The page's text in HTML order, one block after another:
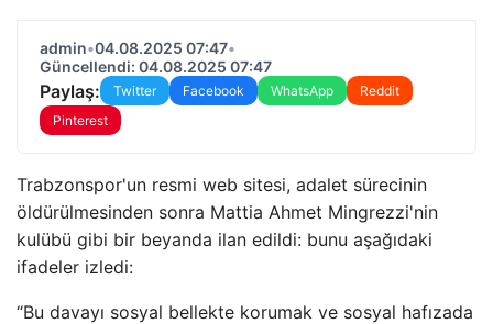
admin•04.08.2025 07:47•
Güncellendi: 04.08.2025 07:47
Paylaş: Twitter Facebook WhatsApp
Reddit
Pinterest
Trabzonspor'un resmi web sitesi, adalet sürecinin
öldürülmesinden sonra Mattia Ahmet Mingrezzi'nin
kulübü gibi bir beyanda ilan edildi: bunu aşağıdaki
ifadeler izledi:
“Bu davayı sosyal bellekte korumak ve sosyal hafızada